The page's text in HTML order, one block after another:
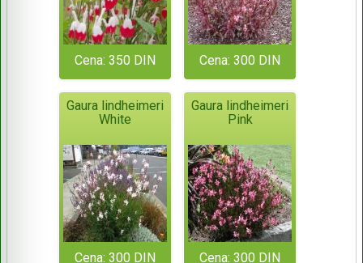
Cena: 350 DIN Cena: 300 DIN
Gaura lindheimeri
White
Cena: 300 DIN
Gaura lindheimeri
Pink
Cena: 300 DIN